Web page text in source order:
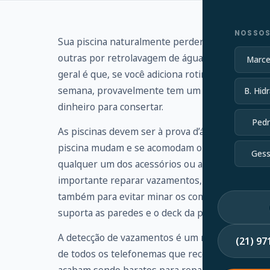
B.
(21)
Sua piscina naturalmente perderá um pouco
outras por retrolavagem de águas residuais.
geral é que, se você adiciona rotineiramente
semana, provavelmente tem um vazamento
dinheiro para consertar.
As piscinas devem ser à prova d’água, mas os
piscina mudam e se acomodam ou
qualquer um dos acessórios ou acessórios,
importante reparar vazamentos, não apenas
também para evitar minar os componentes
suporta as paredes e o deck da piscina.
A detecção de vazamentos é um ramo
de todos os telefonemas que recebo de